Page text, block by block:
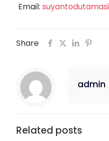
Email:
Share
admin
Related posts